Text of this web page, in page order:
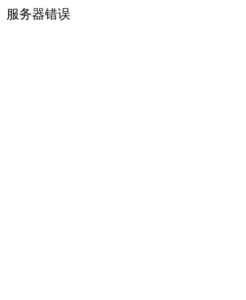
服务器错误